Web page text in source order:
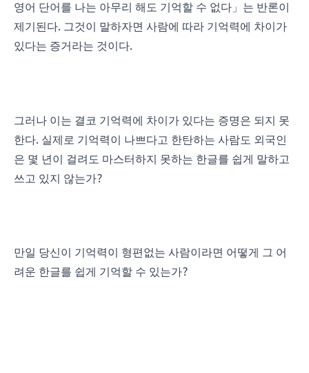
영어 단어를 나는 아무리 해도 기억할 수 없다 」 는 반론이
제기된다. 그것이 말하자면 사람에 따라 기억력에 차이가
있다는 증거라는 것이다.
그러나 이는 결코 기억력에 차이가 있다는 증명은 되지 못
한다. 실제로 기억력이 나쁘다고 한탄하는 사람도 외국인
은 몇 년이 걸려도 마스터하지 못하는 한글를 쉽게 말하고
쓰고 있지 않는가?
만일 당신이 기억력이 형편없는 사람이라면 어떻게 그 어
려운 한글를 쉽게 기억할 수 있는가?